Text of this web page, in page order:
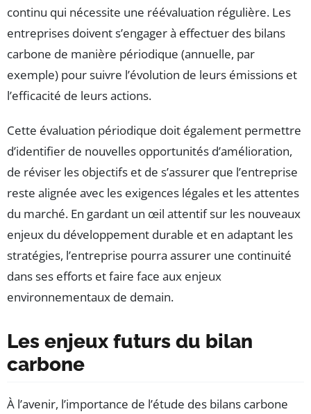
continu qui nécessite une réévaluation régulière. Les
entreprises doivent s’engager à effectuer des bilans
carbone de manière périodique (annuelle, par
exemple) pour suivre l’évolution de leurs émissions et
l’efficacité de leurs actions.
Cette évaluation périodique doit également permettre
d’identifier de nouvelles opportunités d’amélioration,
de réviser les objectifs et de s’assurer que l’entreprise
reste alignée avec les exigences légales et les attentes
du marché. En gardant un œil attentif sur les nouveaux
enjeux du développement durable et en adaptant les
stratégies, l’entreprise pourra assurer une continuité
dans ses efforts et faire face aux enjeux
environnementaux de demain.
Les enjeux futurs du bilan
carbone
À l’avenir, l’importance de l’étude des bilans carbone